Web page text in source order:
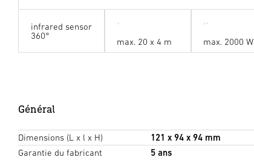
infrared sensor
360°
max. 20 x 4 m max. 2000 W
Général
Dimensions (L x l x H)
121 x 94 x 94 mm
Garantie du fabricant
5 ans